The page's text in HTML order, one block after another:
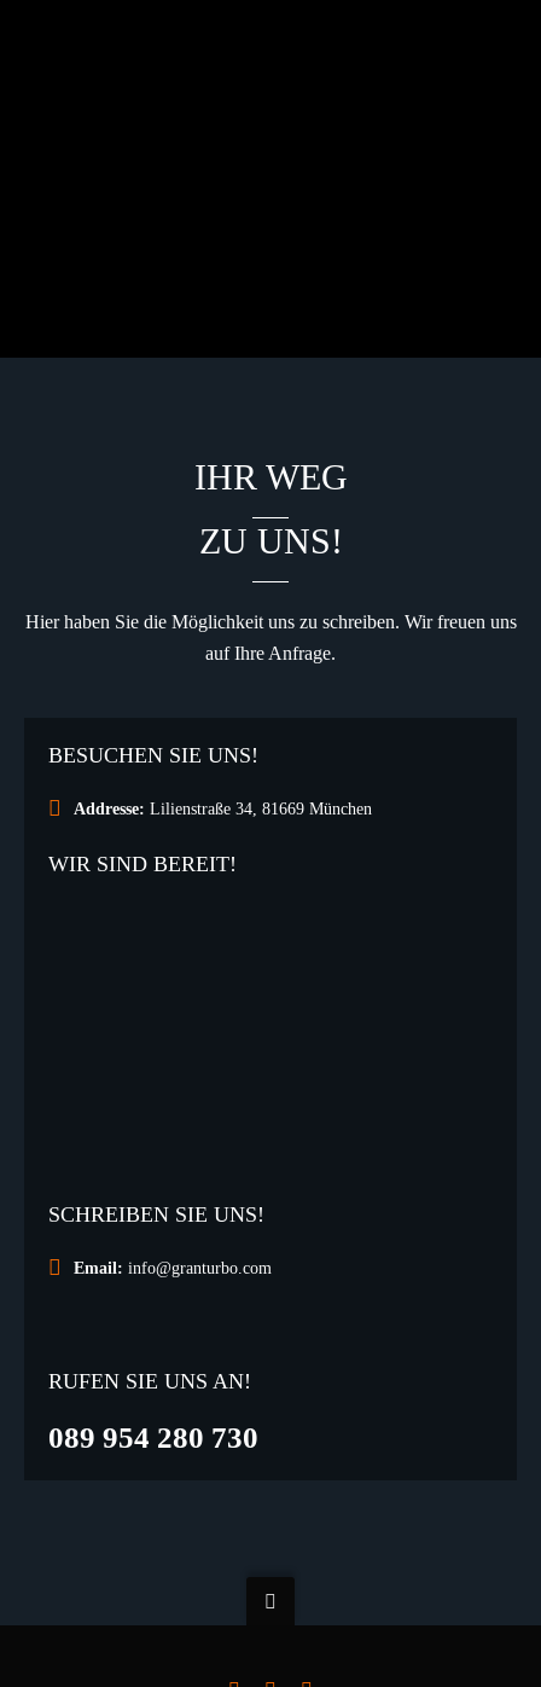
IHR WEG
ZU UNS!
Hier haben Sie die Möglichkeit uns zu schreiben. Wir freuen uns
aufIhre Anfrage.
BESUCHEN SIE UNS!
Addresse: Lilienstraße 34, 81669 München
WIR SIND BEREIT!
SCHREIBEN SIE UNS!
Email: info@granturbo.com
RUFEN SIE UNS AN!
089 954 280 730